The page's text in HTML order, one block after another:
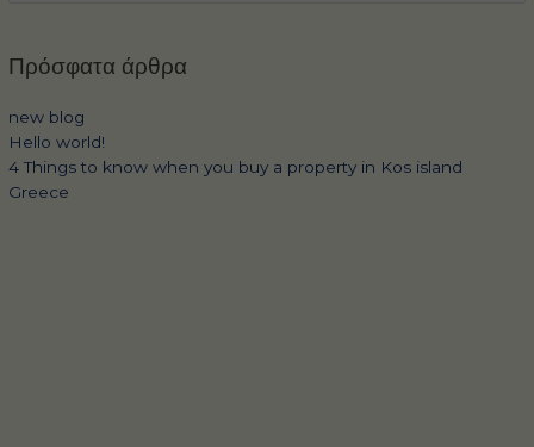
Πρόσφατα άρθρα
new blog
Hello world!
4 Things to know when you buy a property in Kos island
Greece